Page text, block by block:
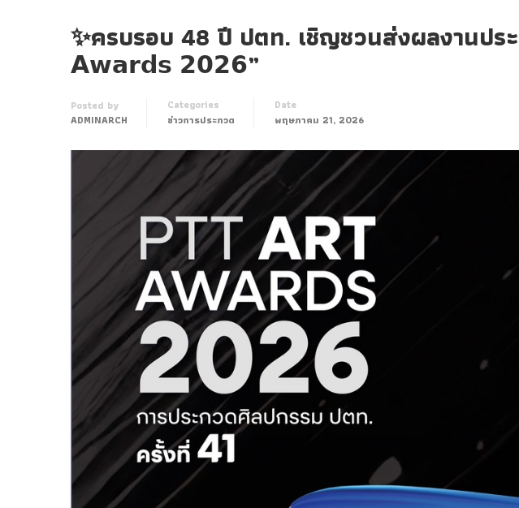
✨ครบรอบ 48 ปี ปตท. เชิญชวนส่งผลงานป
𝗔𝘄𝗮𝗿𝗱𝘀 𝟮𝟬𝟮𝟲”
Posted by
ADMINARCH
Categories
ข่าวการประกวด
Date
พฤษภาคม 21, 2026